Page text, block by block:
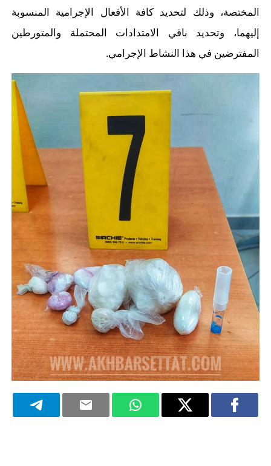
المختصة، وذلك لتحديد كافة الأفعال الإجرامية المنسوبة
إليهما، وتحديد باقي الامتدادات المحتملة والمتورطين
المفترضين في هذا النشاط الإجرامي.